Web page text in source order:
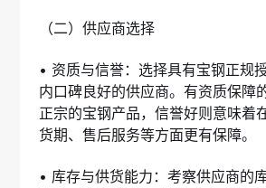
（二）供应商选择
• 资质与信誉：选择具有宝钢正规
内口碑良好的供应商。有资质保障
正宗的宝钢产品，信誉好则意味着
货期、售后服务等方面更有保障。
• 库存与供货能力：考察供应商的